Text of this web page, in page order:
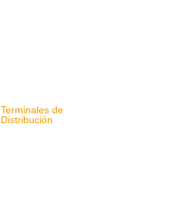
Terminales de
Distribución